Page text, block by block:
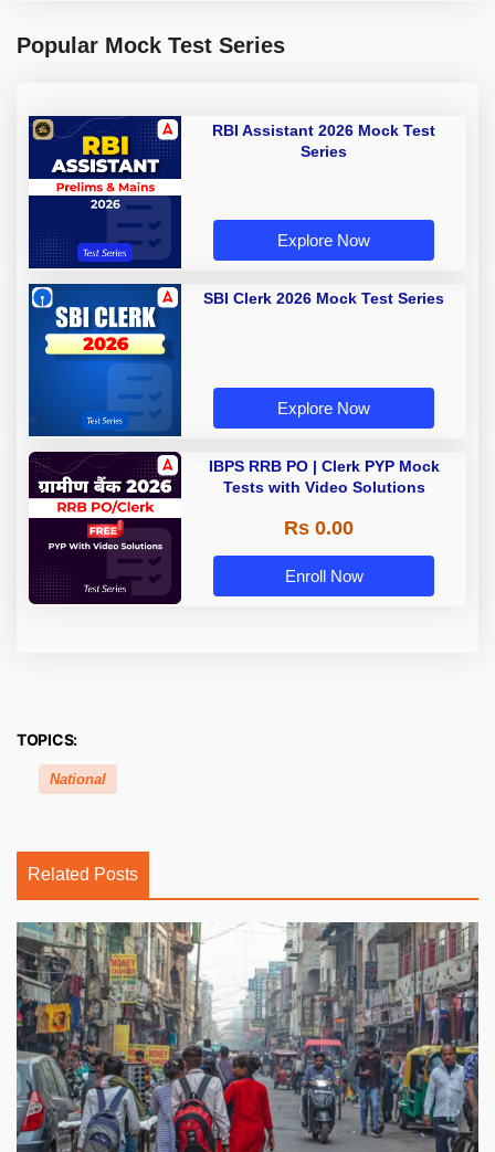
Popular Mock Test Series
RBI Assistant 2026 Mock Test
Series
Explore Now
SBI Clerk 2026 Mock Test Series
Explore Now
IBPS RRB PO | Clerk PYP Mock
Tests with Video Solutions
Rs 0.00
Enroll Now
TOPICS:
National
Related Posts